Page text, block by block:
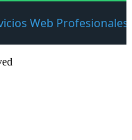
Web Profesionales